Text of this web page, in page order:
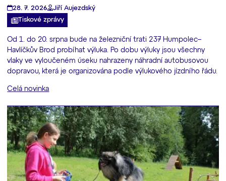
28. 7. 2026
Jiří Aujezdský
Tiskové zprávy
Od 1. do 20. srpna bude na železniční trati 237 Humpolec–
Havlíčkův Brod probíhat výluka. Po dobu výluky jsou všechny
vlaky ve vyloučeném úseku nahrazeny náhradní autobusovou
dopravou, která je organizována podle výlukového jízdního řádu.
Celá novinka